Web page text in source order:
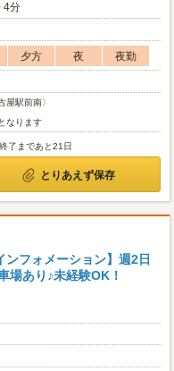
4分
夕方 夜
夜勤
屋駅前南〉
なります
了まであと21日
とりあえず保存
ンフォメーション】週2日
場あり♪未経験OK！